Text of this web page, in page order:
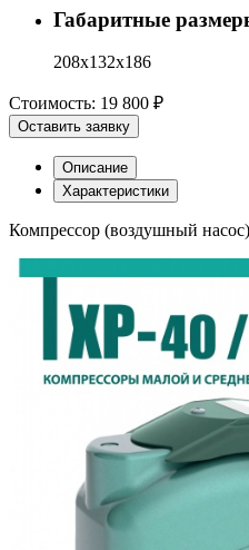
Габаритные
208х132х186
Стоимость: 19 800 ₽
Оставить заявку
Описание
Характеристики
Компрессор (воздушный